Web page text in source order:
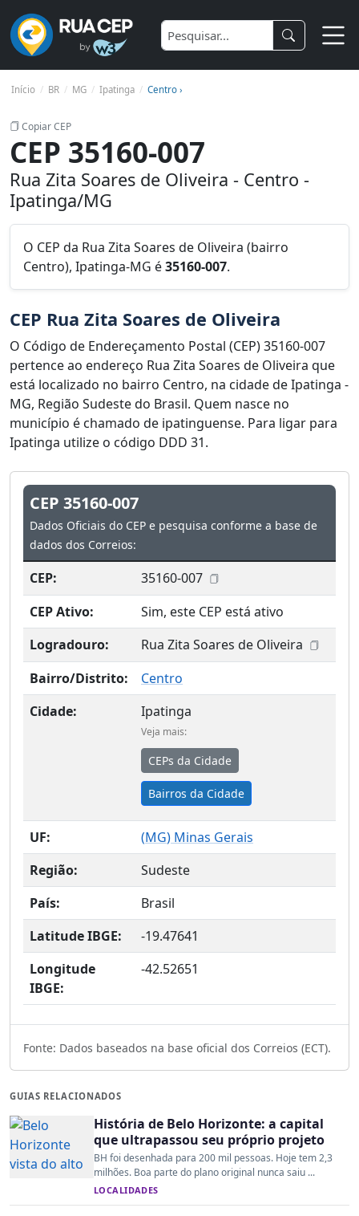
Início BR MG Ipatinga Centro ›
Copiar CEP
CEP 35160-007
Rua Zita Soares de Oliveira - Centro -
Ipatinga/MG
O CEP da Rua Zita Soares de Oliveira (bairro
Centro), Ipatinga-MG é35160-007.
CEP Rua Zita Soares de Oliveira
O Código de Endereçamento Postal (CEP) 35160-007
pertence ao endereço Rua Zita Soares de Oliveira que
está localizado no bairro Centro, na cidade de Ipatinga -
MG, Região Sudeste do Brasil. Quem nasce no
município é chamado de ipatinguense. Para ligar para
Ipatinga utilize o código DDD 31.
CEP 35160-007
Dados Oficiais do CEP e pesquisa conforme a base de
dados dos Correios:
CEP:
35160-007
CEP Ativo:
Sim, este CEP está ativo
Logradouro:
Rua Zita Soares de Oliveira
Bairro/Distrito:
Centro
Cidade:
Ipatinga
Veja mais:
CEPs da Cidade
Bairros da Cidade
UF: (MG) Minas Gerais
Região:
Sudeste
País:
Brasil
Latitude IBGE:
-19.47641
Longitude
IBGE:
-42.52651
Fonte: Dados baseados na base oficial dos Correios (ECT).
GUIAS RELACIONADOS
História de Belo Horizonte: a capital
que ultrapassou seu próprio projeto
BH foi desenhada para 200 mil pessoas. Hoje tem 2,3
milhões. Boa parte do plano original nunca saiu ...
LOCALIDADES